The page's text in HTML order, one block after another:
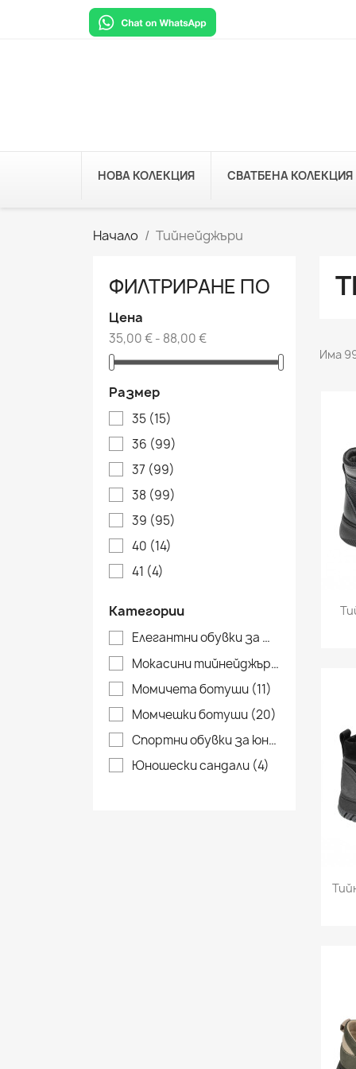
НОВА КОЛЕКЦИЯ СВАТБЕНА КОЛЕКЦИЯ
Начало Тийнейджъри
ФИЛТРИРАНЕ ПО
Цена
35,00 € - 88,00 €
Размер
35 (15)
36 (99)
37 (99)
38 (99)
39 (95)
40 (14)
41 (4)
Категории
Елегантни обувки за тинейджъри
Мокасини тийнейджъри
Момичета ботуши (11)
Момчешки ботуши (20)
Спортни обувки за юноши
Юношески сандали (4)
Има